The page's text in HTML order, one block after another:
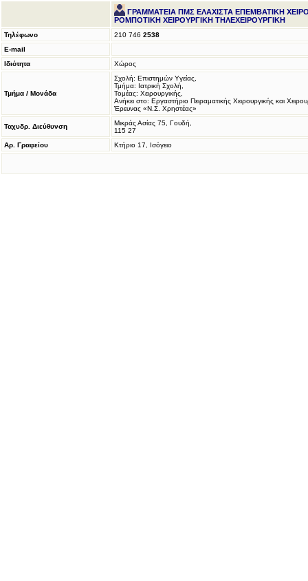
ΓΡΑΜΜΑΤΕΙΑ ΠΜΣ ΕΛΑΧΙΣΤΑ ΕΠΕΜΒΑΤΙΚΗ
ΡΟΜΠΟΤΙΚΗ ΧΕΙΡΟΥΡΓΙΚΗ ΤΗΛΕΧΕΙΡΟΥΡΓΙΚΗ
Τηλέφωνο 210 746 2538
E-mail
Ιδιότητα
Χώρος
Τμήμα / Μονάδα
Σχολή: Επιστημών Υγείας,
Τμήμα: Ιατρική Σχολή,
Τομέας: Χειρουργικής,
Ανήκει στο: Εργαστήριο Πειραματικής Χειρουργικής και
Έρευνας «Ν.Σ. Χρηστέας»
Ταχυδρ. Διεύθυνση
Μικράς Ασίας 75, Γουδή,
115 27
Αρ. Γραφείου
Κτήριο 17, Ισόγειο